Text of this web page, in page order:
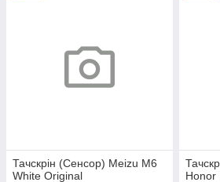
Тачскрін (Сенсор) Meizu M6
White Original
Honor